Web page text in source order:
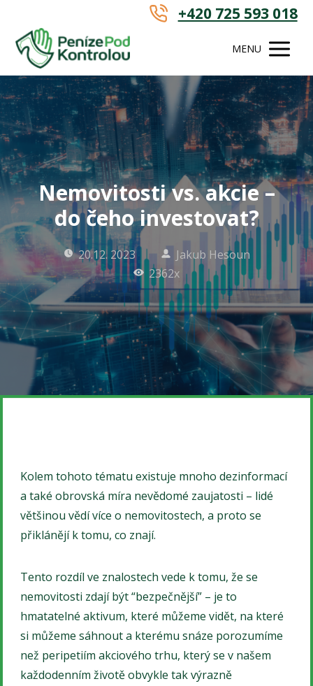
+420 725 593 018
MENU
Nemovitosti vs. akcie –
do čeho investovat?
20.12. 2023
Jakub Hesoun
2362x
Kolem tohoto tématu existuje mnoho dezinformací
a také obrovská míra nevědomé zaujatosti – lidé
většinou vědí více o nemovitostech, a proto se
přiklánějí k tomu, co znají.
Tento rozdíl ve znalostech vede k tomu, že se
nemovitosti zdají být “bezpečnější” – je to
hmatatelné aktivum, které můžeme vidět, na které
si můžeme sáhnout a kterému snáze porozumíme
než peripetiím akciového trhu, který se v našem
každodenním životě obvykle tak výrazně